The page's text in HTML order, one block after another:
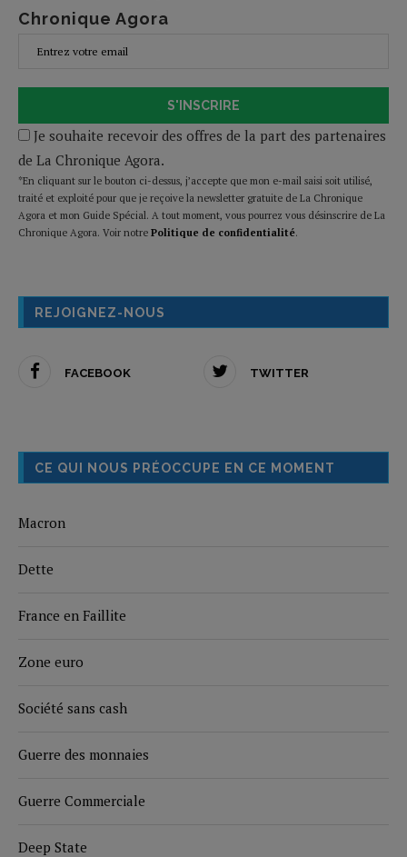
Chronique Agora
S'INSCRIRE
Je souhaite recevoir des offres de la part des partenaires
de La Chronique Agora.
*En cliquant sur le bouton ci-dessus, j’accepte que mon e-mail saisi soit utilisé,
traité et exploité pour que je reçoive la newsletter gratuite de La Chronique
Agora et mon Guide Spécial. A tout moment, vous pourrez vous désinscrire de La
Chronique Agora. Voir notre Politique de confidentialité.
REJOIGNEZ-NOUS
FACEBOOK TWITTER
CE QUI NOUS PRÉOCCUPE EN CE MOMENT
Macron
Dette
France en Faillite
Zone euro
Société sans cash
Guerre des monnaies
Guerre Commerciale
Deep State